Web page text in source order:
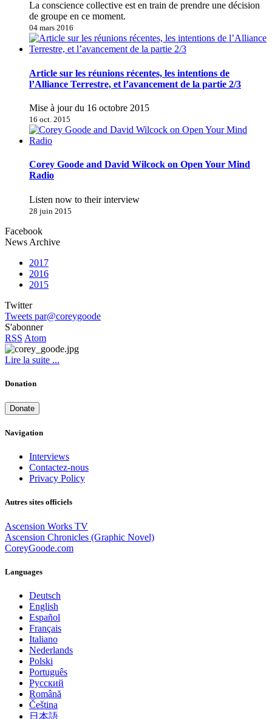
La conscience collective est en train de prendre une décision
de groupe en ce moment.
04 mars 2016
Article sur les réunions récentes, les intentions de
l’Alliance Terrestre, et l’avancement de la partie 2/3
Mise à jour du 16 octobre 2015
16 oct. 2015
Corey Goode and David Wilcock on Open Your Mind
Radio
Listen now to their interview
28 juin 2015
Facebook
News Archive
2017
2016
2015
Twitter
Tweets par@coreygoode
S'abonner
RSS Atom
Lire la suite ...
Donation
Donate
Navigation
Interviews
Contactez-nous
Privacy Policy
Autres sites officiels
Ascension Works TV
Ascension Chronicles (Graphic Novel)
CoreyGoode.com
Languages
Deutsch
English
Español
Français
Italiano
Nederlands
Polski
Português
Pусский
Română
Čeština
日本語